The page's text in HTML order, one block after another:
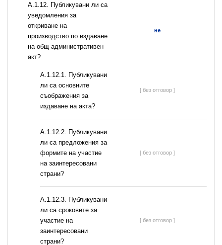
А.1.12. Публикувани ли са
уведомления за
откриване на
производство по издаване
на общ административен
акт?
не
А.1.12.1. Публикувани
ли са основните
съображения за
издаване на акта?
[ без отговор ]
А.1.12.2. Публикувани
ли са предложения за
формите на участие
на заинтересовани
страни?
[ без отговор ]
А.1.12.3. Публикувани
ли са сроковете за
участие на
заинтересовани
страни?
[ без отговор ]